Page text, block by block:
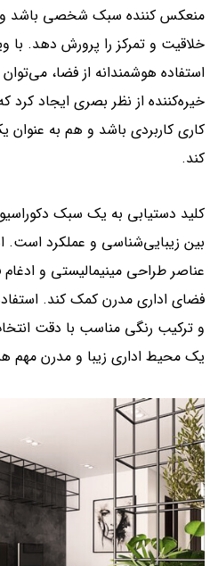
منعکس کننده سبک شخصی باشد و
خلاقیت و تمرکز را پرورش دهد. با
استفاده هوشمندانه از فضا،
خیره‌کننده از نظر بصری ایجاد
کاری کاربردی باشد و هم به
کند.
کلید دستیابی به یک سبک
بین زیبایی‌شناسی و عملکرد است.
عناصر طراحی مینیمالیستی و
فضای اداری مدرن کمک کند.
و ترکیب رنگی مناسب با دقت
یک محیط اداری زیبا و مدرن مهم